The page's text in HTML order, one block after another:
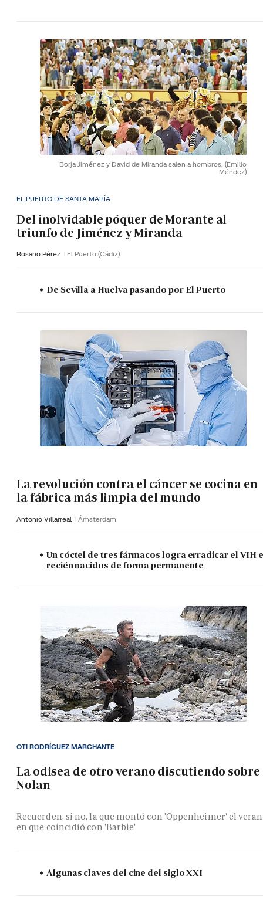
Borja Jiménez y David de Miranda salen a hombros. (Emilio
Méndez)
EL PUERTO DE SANTA MARÍA
Del inolvidable póquer de Morante al
triunfo de Jiménez y Miranda
Rosario Pérez El Puerto (Cádiz)
De Sevilla a Huelva pasando por El Puerto
La revolución contra el cáncer se cocina en
la fábrica más limpia del mundo
Antonio Villarreal Ámsterdam
Un cóctel de tres fármacos logra erradicar el VIH
recién nacidos de forma permanente
La odisea de otro verano discutiendo sobre
Nolan
Recuerden, si no, la que montó con 'Oppenheimer' el
en que coincidió con 'Barbie'
OTI RODRÍGUEZ MARCHANTE
Algunas claves del cine del siglo XXI